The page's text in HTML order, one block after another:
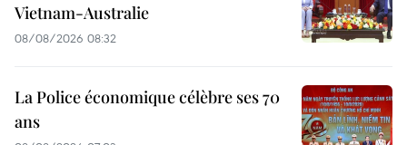
Vietnam-Australie
08/08/2026 08:32
La Police économique célèbre ses 70
ans